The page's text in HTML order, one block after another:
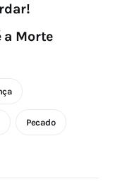
a Morte
Pecado